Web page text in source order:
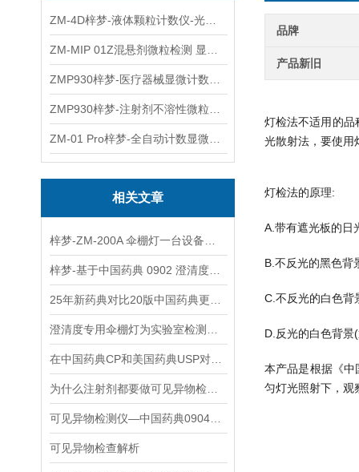
相关文章
可见异物检查解析
品牌
产品新旧
灯检法不适用的品
光散射法，要使用
灯检法的原理:
A.带有遮光板的日
B.不反光的黑色背
C.不反光的白色背
D.反光的白色背景
本产品是根据《
匀灯光照射下，观